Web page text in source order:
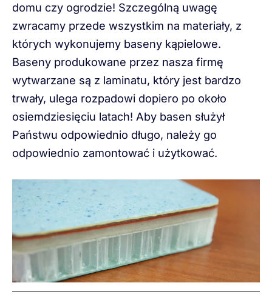
domu czy ogrodzie! Szczególną uwagę
zwracamy przede wszystkim na materiały, z
których wykonujemy baseny kąpielowe.
Baseny produkowane przez nasza firmę
wytwarzane są z laminatu, który jest bardzo
trwały, ulega rozpadowi dopiero po około
osiemdziesięciu latach! Aby basen służył
Państwu odpowiednio długo, należy go
odpowiednio zamontować i użytkować.